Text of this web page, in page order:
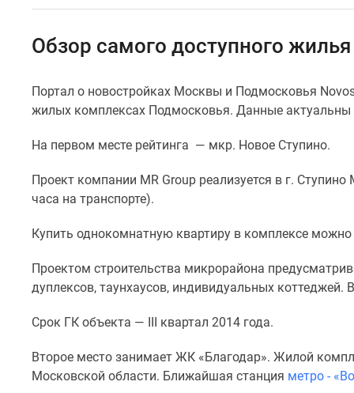
помещения
застройщики
Панорамы
Видеообзор
Экспертиза
новостроек
Экология
Студии
комнатные
комнатные
Квартиры
Обзор самого доступного
Портал о новостройках Москвы и Подмосковья
жилых комплексах Подмосковья. Данные актуальны
На первом месте рейтинга — мкр. Новое Ступино.
Проект компании MR Group реализуется в г.
часа на транспорте).
Купить однокомнатную квартиру в комплексе
Проектом строительства микрорайона
дуплексов, таунхаусов, индивидуальных
Срок ГК объекта — III квартал 2014 года.
Второе место занимает ЖК «Благодар». Жилой
Московской области. Ближайшая станция метро -